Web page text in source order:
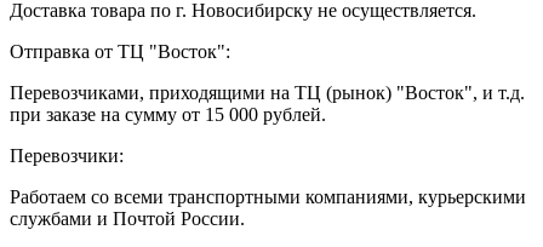
Доставка товара по г. Новосибирску не осуществляется.
Отправка от ТЦ "Восток":
Перевозчиками, приходящими на ТЦ (рынок) "Восток", и т.д.
при заказе на сумму от 15 000 рублей.
Перевозчики:
Работаем со всеми транспортными компаниями, курьерскими
службами и Почтой России.